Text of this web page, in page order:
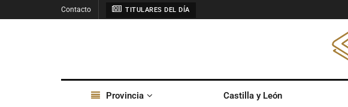
Contacto TITULARES DEL DÍA
Provincia Castilla y León